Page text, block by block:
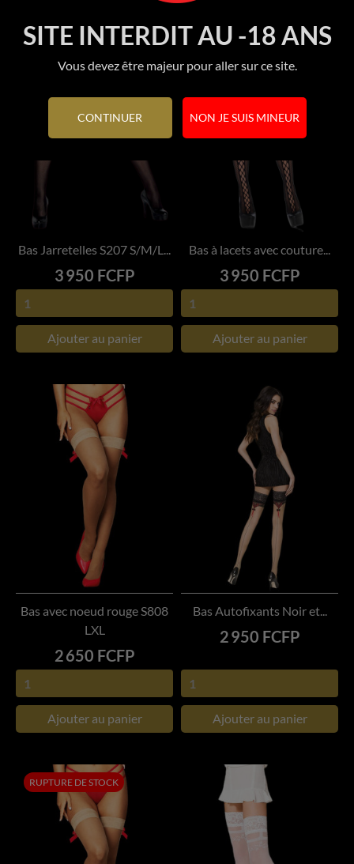
SITE INTERDIT AU -18 ANS
Vous devez être majeur pour aller sur ce site.
CONTINUER NON JE SUIS MINEUR
Bas Jarretelles S207 S/M/L...
Prix
3 950 FCFP
Ajouter au panier
Bas à lacets avec couture...
Prix
3 950 FCFP
Ajouter au panier
Bas avec noeud rouge S808
LXL
Prix
2 650 FCFP
Ajouter au panier
Bas Autofixants Noir et...
Prix
2 950 FCFP
Ajouter au panier
RUPTURE DE STOCK